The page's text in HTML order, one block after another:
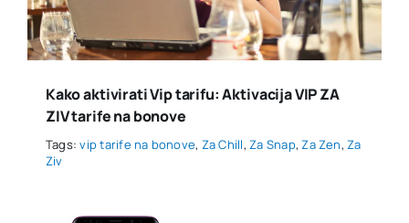
Kako aktivirati Vip tarifu: Aktivacija VIP ZA
ZIV tarife na bonove
Tags:vip tarife na bonove, Za Chill,Za Snap,Za Zen,Za
Ziv